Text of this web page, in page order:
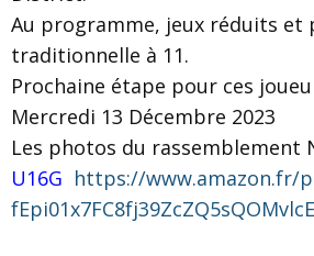
Au programme, jeux réduits et
traditionnelle à 11.
Prochaine étape pour ces
Mercredi 13 Décembre 2023
Les photos du rassemblement
U16G https://www.amazon.fr/